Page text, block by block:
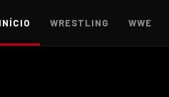
INÍCIO WRESTLING WWE